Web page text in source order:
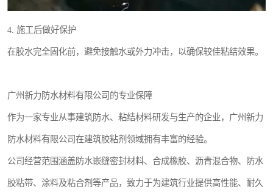
4. 施工后做好保护
在胶水完全固化前，避免接触水或外力冲击，以确保较佳粘结效果。
广州新力防水材料有限公司的专业保障
作为一家专业从事建筑防水、粘结材料研发与生产的企业，广州新力
防水材料有限公司在建筑胶粘剂领域拥有丰富的经验。
公司经营范围涵盖防水嵌缝密封材料、合成橡胶、沥青混合物、防水
胶粘带、涂料及粘合剂等产品，致力于为建筑行业提供高性能、耐久